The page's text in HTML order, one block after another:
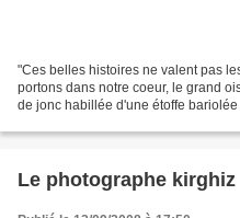
"Ces belles histoires ne valent pas
portons dans notre coeur, le grand
de jonc habillée d'une étoffe
Le photographe kirghiz